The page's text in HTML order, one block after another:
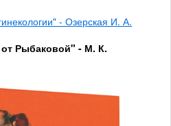
- Озерская И. А.
Рыбаковой" - М. К.